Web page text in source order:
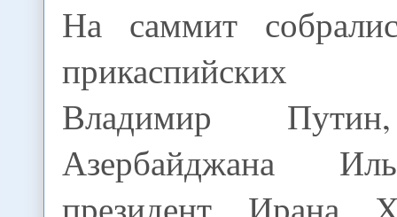
На саммит
прикаспийских
Владимир
Азербайджана